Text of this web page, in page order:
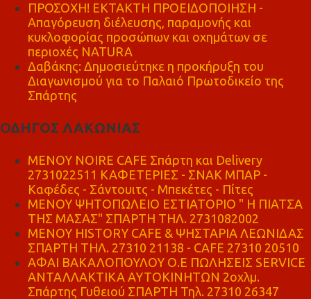
ΠΡΟΣΟΧΗ! ΕΚΤΑΚΤΗ ΠΡΟΕΙΔΟΠΟΙΗΣΗ -
Απαγόρευση διέλευσης, παραμονής και
κυκλοφορίας προσώπων και οχημάτων σε
περιοχές NATURA
Δαβάκης: Δημοσιεύτηκε η προκήρυξη του
Διαγωνισμού για το Παλαιό Πρωτοδικείο της
Σπάρτης
ΟΔΗΓΟΣ ΛΑΚΩΝΙΑΣ
MENOY NOIRE CAFE Σπάρτη και Delivery
2731022511 ΚΑΦΕΤΕΡΙΕΣ - ΣΝΑΚ ΜΠΑΡ -
Καφέδες - Σάντουιτς - Μπεκέτες - Πίτες
ΜΕΝΟΥ ΨΗΤΟΠΩΛΕΙΟ ΕΣΤΙΑΤΟΡΙΟ " Η ΠΙΑΤΣΑ
ΤΗΣ ΜΑΣΑΣ" ΣΠΑΡΤΗ ΤΗΛ. 2731082002
ΜΕΝΟΥ HISTORY CAFE & ΨΗΣΤΑΡΙΑ ΛΕΩΝΙΔΑΣ
ΣΠΑΡΤΗ ΤΗΛ. 27310 21138 - CAFE 27310 20510
ΑΦΑΙ ΒΑΚΑΛΟΠΟΥΛΟΥ Ο.Ε ΠΩΛΗΣΕΙΣ SERVICE
ΑΝΤΑΛΛΑΚΤΙΚΑ ΑΥΤΟΚΙΝΗΤΩΝ 2οχλμ.
Σπάρτης Γυθειού ΣΠΑΡΤΗ Τηλ. 27310 26347